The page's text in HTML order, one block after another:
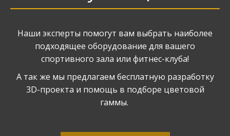
Наши эксперты помогут вам выбрать наиболее
подходящее оборудование для вашего
спортивного зала или фитнес-клуба!
А так же мы предлагаем бесплатную разработку
3D-проекта и помощь в подборе цветовой
гаммы.